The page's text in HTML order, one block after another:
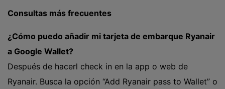
Consultas más frecuentes
¿Cómo puedo añadir mi tarjeta de embarque Ryanair
a Google Wallet?
Después de hacerl check in en la app o web de
Ryanair. Busca la opción “Add Ryanair pass to Wallet” o